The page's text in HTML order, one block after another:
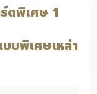
ดพิเศษ 1
บพิเศษเหล่า